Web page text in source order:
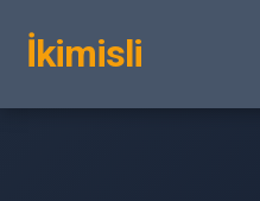
İkimisli